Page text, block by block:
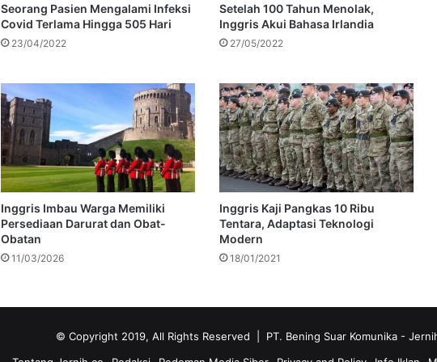
Seorang Pasien Mengalami Infeksi
Covid Terlama Hingga 505 Hari
23/04/2022
Setelah 100 Tahun Menolak,
Inggris Akui Bahasa Irlandia
27/05/2022
Inggris Imbau Warga Memiliki
Persediaan Darurat dan Obat-
Obatan
11/03/2026
Inggris Kaji Pangkas 10 Ribu
Tentara, Adaptasi Teknologi
Modern
18/01/2021
© Copyright 2019, All Rights Reserved | PT. Bening Suar Komunika -